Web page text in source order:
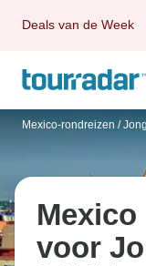
Deals van de Week
Mexico-rondreizen /
Mexico
voor